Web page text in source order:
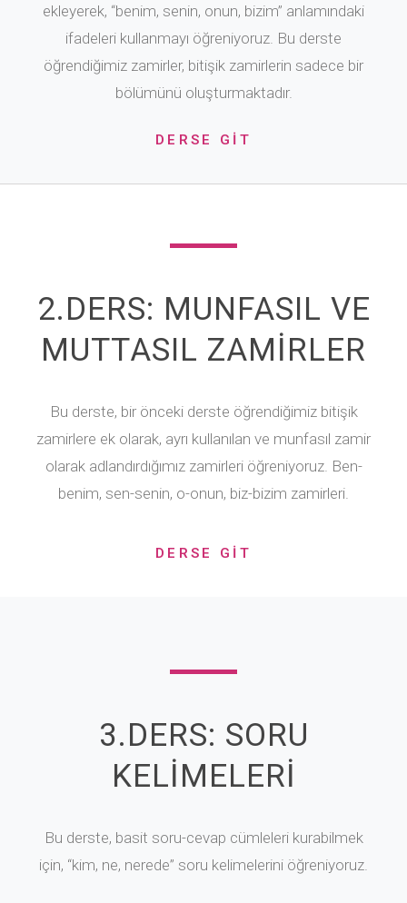
ekleyerek, “benim, senin, onun, bizim” anlamındaki
ifadeleri kullanmayı öğreniyoruz. Bu derste
öğrendiğimiz zamirler, bitişik zamirlerin sadece bir
bölümünü oluşturmaktadır.
DERSE GİT
2.DERS: MUNFASIL VE
MUTTASIL ZAMİRLER
Bu derste, bir önceki derste öğrendiğimiz bitişik
zamirlere ek olarak, ayrı kullanılan ve munfasıl zamir
olarak adlandırdığımız zamirleri öğreniyoruz. Ben-
benim, sen-senin, o-onun, biz-bizim zamirleri.
DERSE GİT
3.DERS: SORU
KELİMELERİ
Bu derste, basit soru-cevap cümleleri kurabilmek
için, “kim, ne, nerede” soru kelimelerini öğreniyoruz.